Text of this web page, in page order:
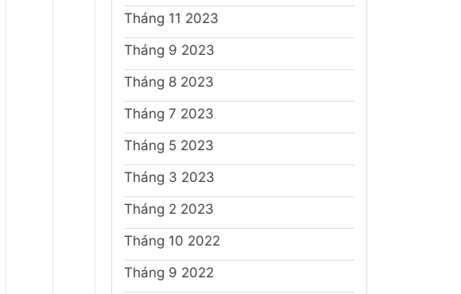
Tháng 11 2023
Tháng 9 2023
Tháng 8 2023
Tháng 7 2023
Tháng 5 2023
Tháng 3 2023
Tháng 2 2023
Tháng 10 2022
Tháng 9 2022